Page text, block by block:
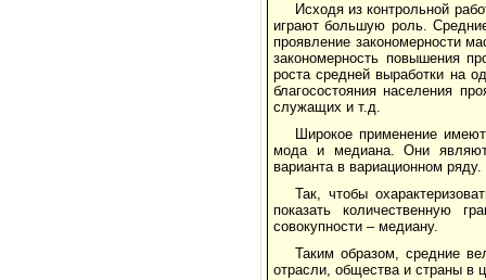
Исходя из контрольной
играют большую роль.
проявление закономерности
закономерность повышения
роста средней выработки на
благосостояния населения
служащих и т.д.
Широкое применение имеют
мода и медиана. Они
варианта в вариационном ряду.
Так, чтобы
показать количественную
совокупности – медиану.
Таким образом, средние
отрасли, общества и страны в